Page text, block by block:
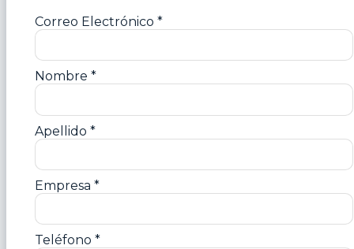
Correo Electrónico*
Nombre*
Apellido*
Empresa*
Teléfono*